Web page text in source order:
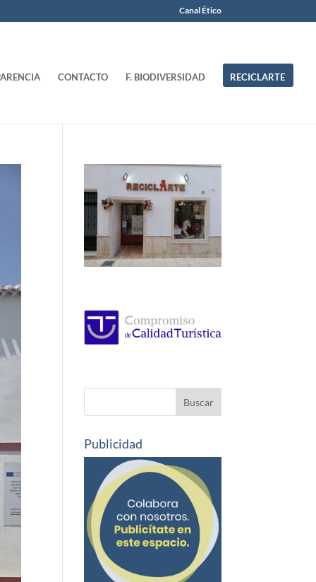
Canal Ético
CONTACTO F. BIODIVERSIDAD RECICLARTE
Publicidad